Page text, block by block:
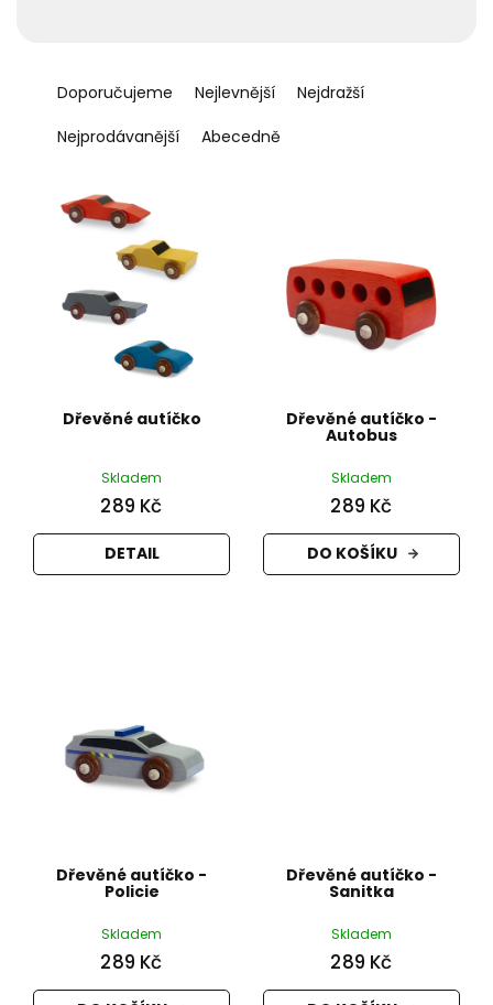
a
e
p
Doporučujeme Nejlevnější
Nejdražší
Nejprodávanější
Abecedně
Dřevěné autíčko
Skladem
289 Kč
DETAIL
Dřevěné autíčko -
Autobus
Skladem
289 Kč
DO KOŠÍKU
Dřevěné autíčko -
Policie
Skladem
289 Kč
Dřevěné autíčko -
Sanitka
Skladem
289 Kč